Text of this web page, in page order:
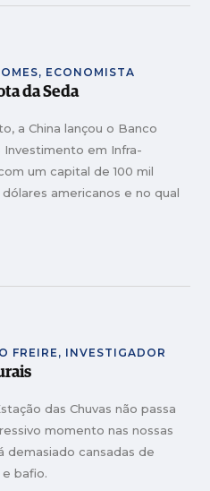
ECONOMISTA
da Seda
a China lançou o Banco
Investimento em Infra-
um capital de 100 mil
americanos e no qual
europeias (...)
FREIRE, INVESTIGADOR
das Chuvas não passa
momento nas nossas
demasiado cansadas de
bafio.